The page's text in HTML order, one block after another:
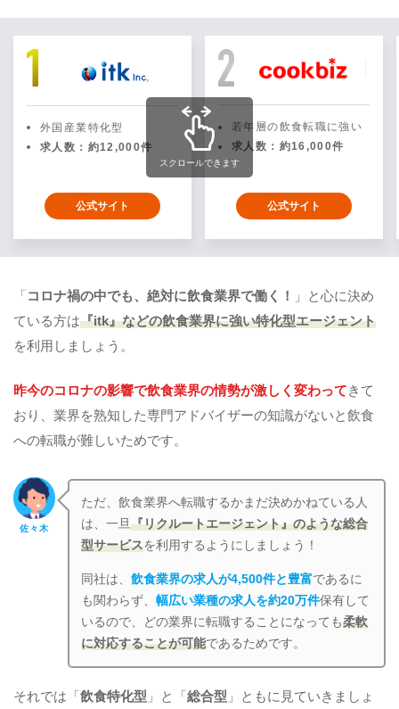
外国産業特化型
求人数：約12,000件
公式サイト
若年層の飲食転職に強い
求人数：約16,000件
公式サイト
スクロールできます
「 コロナ禍の中でも、絶対に飲食業界で働く！
」と心に決め
ている方は『itk』などの飲食業界に強い特化型エージェント
を利用しましょう。
昨今のコロナの影響で飲食業界の情勢が激しく変わってきて
おり、業界を熟知した専門アドバイザーの知識がないと飲食
への転職が難しいためです。
佐々木
ただ、飲食業界へ転職するかまだ決めかねている人
は、一旦『リクルートエージェント』のような総合
型サービスを利用するようにしましょう！
同社は、飲食業界の求人が4,500件と豊富であるに
も関わらず、幅広い業種の求人を約20万件保有して
いるので、どの業界に転職することになっても柔軟
に対応することが可能であるためです。
それでは「 飲食特化型 」と「 総合型 」ともに見ていきましょ